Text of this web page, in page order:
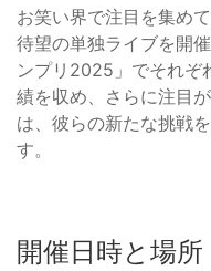
お笑い界で注目を集め
待望の単独ライブを開
ンプリ2025」でそれぞ
績を収め、さらに注目
は、彼らの新たな挑戦
す。
開催日時と場所